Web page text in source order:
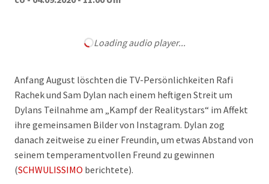
Loading audio player...
Anfang August löschten die TV-Persönlichkeiten Rafi
Rachek und Sam Dylan nach einem heftigen Streit um
Dylans Teilnahme am „Kampf der Realitystars“ im Affekt
ihre gemeinsamen Bilder von Instagram. Dylan zog
danach zeitweise zu einer Freundin, um etwas Abstand von
seinem temperamentvollen Freund zu gewinnen
(SCHWULISSIMO berichtete).